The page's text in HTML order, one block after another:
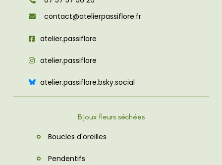
contact@atelierpassiflore.fr
atelier.passiflore
atelier.passiflore
atelier.passiflore.bsky.social
Bijoux fleurs séchées
Boucles d'oreilles
Pendentifs